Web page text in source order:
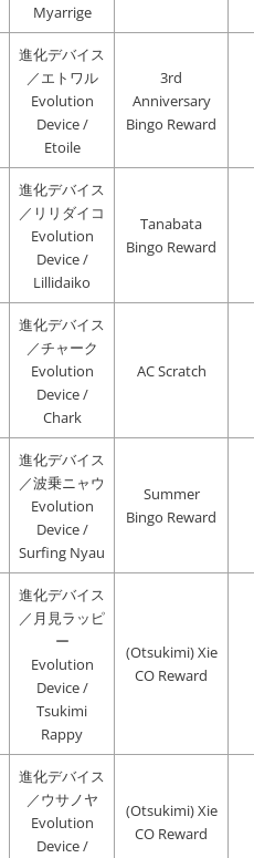
Myarrige
進化デバイス
／エトワル
Evolution
Device /
Etoile
3rd
Anniversary
Bingo Reward
進化デバイス
／リリダイコ
Evolution
Device /
Lillidaiko
Tanabata
Bingo Reward
進化デバイス
／チャーク
Evolution
Device /
Chark
AC Scratch
進化デバイス
／波乗ニャウ
Evolution
Device /
Surfing Nyau
Summer
Bingo Reward
進化デバイス
／月見ラッピ
ー
Evolution
Device /
Tsukimi
Rappy
(Otsukimi) Xie
CO Reward
進化デバイス
／ウサノヤ
Evolution
Device /
(Otsukimi) Xie
CO Reward